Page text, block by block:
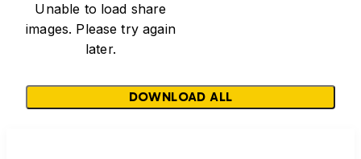
Unable to load share
images. Please try again
later.
DOWNLOAD ALL